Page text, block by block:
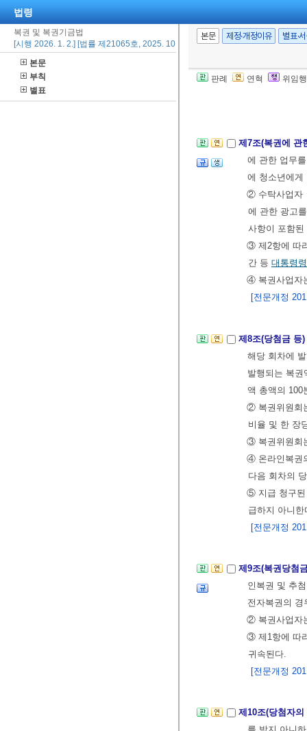
법령
복권 및 복권기금법
[시행 2026. 1. 2.] [법률 제21065호, 2025. 10. 1., 타법개정]
본문
부칙
별표
본문 제정·개정이유 별표·
판례 연혁 위임
권을 판매하
⑤ 누구든지 제
18.>
제7조(복권에 관
에 관한 업무
에 청소년에게
② 수탁사업자
에 관한 광고
사항이 포함
③ 제2항에 따
간 등 대통령령
④ 복권사업자
[전문개정
제8조(당첨금 등)
해당 회차에
발행되는 복
액 총액의 100
② 복권위원회
비율 및 한 장
③ 복권위원회
④ 온라인복권
다음 회차의
⑤ 지급 청구된
급하지 아니한
[전문개정
제9조(복권당첨
인복권 및 추
전자복권의
② 복권사업자
③ 제1항에 따
귀속된다.
[전문개정
제10조(당첨자